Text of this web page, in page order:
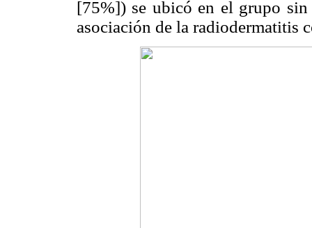
[75%]) se ubicó en el grupo
asociación de la radiodermatitis